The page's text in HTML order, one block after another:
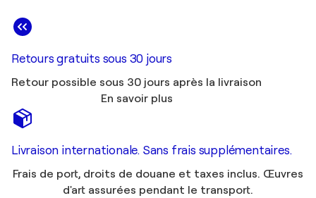
Retours gratuits sous 30 jours
Retour possible sous 30 jours après la livraison
En savoir plus
Livraison internationale. Sans frais supplémentaires.
Frais de port, droits de douane et taxes inclus. Œuvres
d'art assurées pendant le transport.